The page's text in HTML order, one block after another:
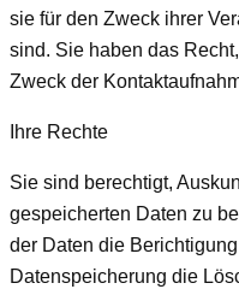
sie für den Zweck ihrer
sind. Sie haben das
Zweck der
Ihre Rechte
Sie sind berechtigt,
gespeicherten Daten zu
der Daten die
Datenspeicherung die